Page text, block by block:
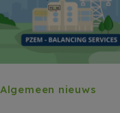
Algemeen nieuws